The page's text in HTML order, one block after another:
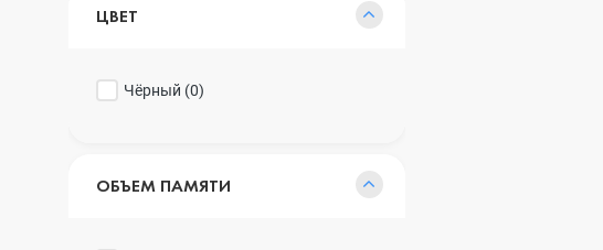
ЦВЕТ
Чёрный (0)
ОБЪЕМ ПАМЯТИ